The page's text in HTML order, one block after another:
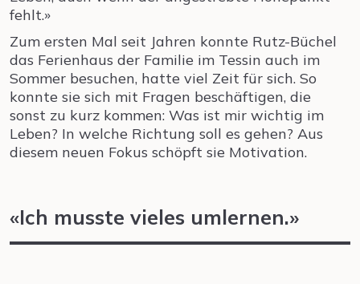
fehlt.»
Zum ersten Mal seit Jahren konnte Rutz-Büchel
das Ferienhaus der Familie im Tessin auch im
Sommer besuchen, hatte viel Zeit für sich. So
konnte sie sich mit Fragen beschäftigen, die
sonst zu kurz kommen: Was ist mir wichtig im
Leben? In welche Richtung soll es gehen? Aus
diesem neuen Fokus schöpft sie Motivation.
«Ich musste vieles umlernen.»